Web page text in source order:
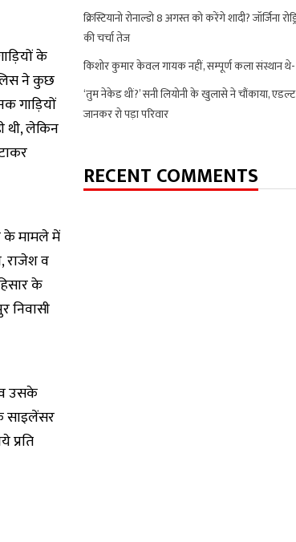
के
ने कुछ
गाड़ियों
थी, लेकिन
के मामले में
राजेश व
के
निवासी
उसके
साइलेंसर
प्रति
क्रिस्टियानो रोनाल्डो 8 अगस्त को करेंगे शादी? जॉर्जिना
की चर्चा तेज
किशोर कुमार केवल गायक नहीं, सम्पूर्ण कला संस्थान थे-
‘तुम नेकेड थीं?’ सनी लियोनी के खुलासे ने चौंकाया,
जानकर रो पड़ा परिवार
RECENT COMMENTS